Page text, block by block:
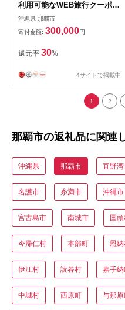
利用可能なWEB旅行クーポン
（90,000円分）
沖縄県 那覇市
寄付金額: 300,000円
還元率 30%
4サイトで掲載中
1 2
那覇市の返礼品に関連
沖縄県 那覇市 宜野
名護市 糸満市 沖縄市
宮古島市 南城市 国
今帰仁村 本部町 恩
伊江村 読谷村 嘉手
中城村 西原町 与那